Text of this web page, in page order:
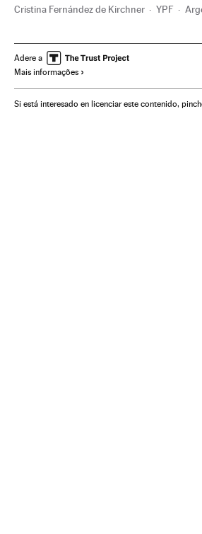
Cristina Fernández de Kirchner YPF
América Economia Petroleiras
Combustíveis fósseis
Energia não renovável Fontes energia
Adere a
Mais informações
Si está interesado en licenciar este contenido,